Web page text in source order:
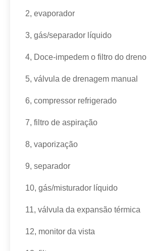
2, evaporador
3, gás/separador líquido
4, Doce-impedem o filtro do dreno
5, válvula de drenagem manual
6, compressor refrigerado
7, filtro de aspiração
8, vaporização
9, separador
10, gás/misturador líquido
11, válvula da expansão térmica
12, monitor da vista